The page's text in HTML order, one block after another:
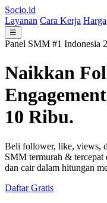
Socio.id
Layanan Cara Kerja Harga
☰
Panel SMM #1 Indonesia
Naikkan
Engagement
10 Ribu.
Beli follower, like, views,
SMM termurah & tercepat
dan cair dalam hitungan
Daftar Gratis